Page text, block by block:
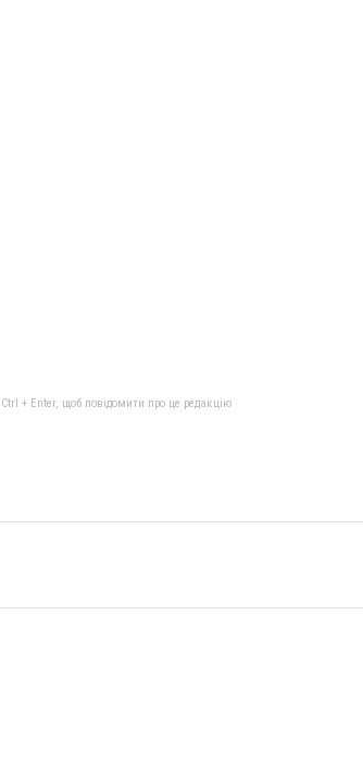
+ Enter, щоб повідомити про це редакцію